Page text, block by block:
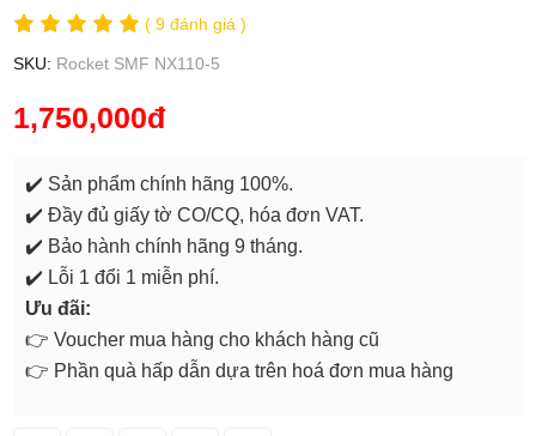
( 9 đánh giá )
SKU: Rocket SMF NX110-5
1,750,000đ
✔️ Sản phẩm chính hãng 100%.
✔️ Đầy đủ giấy tờ CO/CQ, hóa đơn VAT.
✔️ Bảo hành chính hãng 9 tháng.
✔️ Lỗi 1 đổi 1 miễn phí.
Ưu đãi:
👉 Voucher mua hàng cho khách hàng cũ
👉 Phần quà hấp dẫn dựa trên hoá đơn mua hàng